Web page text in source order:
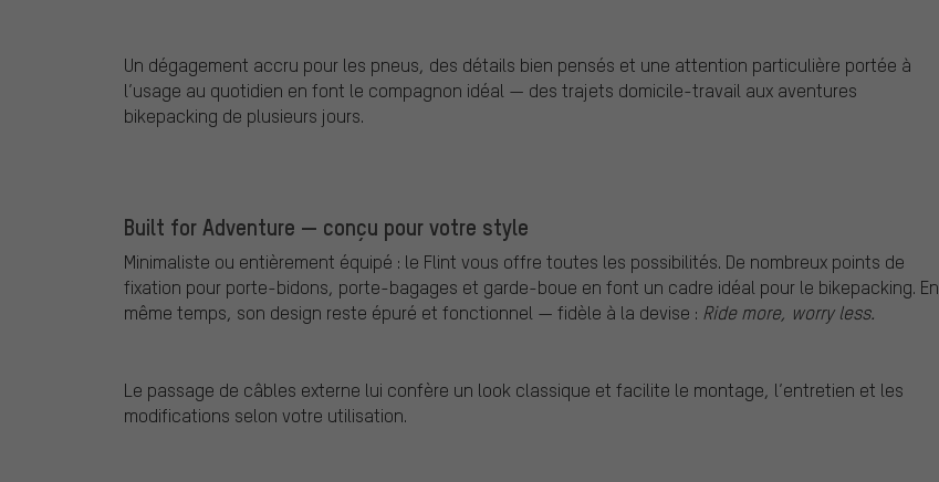
Un dégagement accru pour les pneus, des détails bien pensés et une attention particulière portée à
l’usage au quotidien en font le compagnon idéal — des trajets domicile-travail aux aventures
bikepacking de plusieurs jours.
Built for Adventure — conçu pour votre style
Minimaliste ou entièrement équipé : le Flint vous offre toutes les possibilités. De nombreux points de
fixation pour porte-bidons, porte-bagages et garde-boue en font un cadre idéal pour le bikepacking. En
même temps, son design reste épuré et fonctionnel — fidèle à la devise : Ride more, worry less.
Le passage de câbles externe lui confère un look classique et facilite le montage, l’entretien et les
modifications selon votre utilisation.